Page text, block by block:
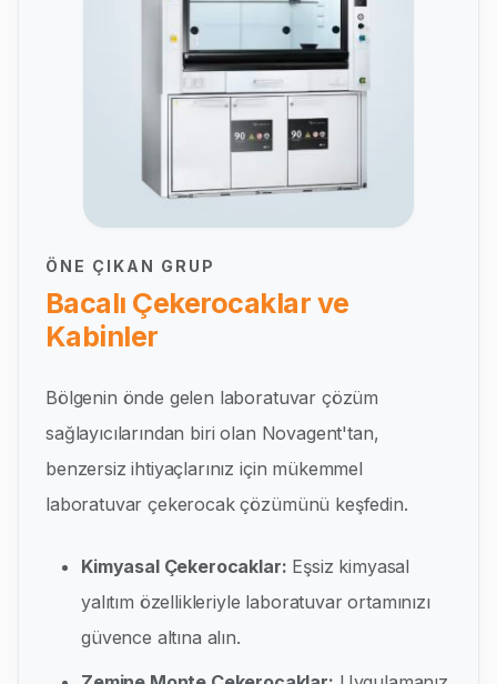
ÖNE ÇIKAN GRUP
Bacalı Çekerocaklar ve
Kabinler
Bölgenin önde gelen laboratuvar çözüm
sağlayıcılarından biri olan Novagent'tan,
benzersiz ihtiyaçlarınız için mükemmel
laboratuvar çekerocak çözümünü keşfedin.
Kimyasal Çekerocaklar: Eşsiz kimyasal
yalıtım özellikleriyle laboratuvar ortamınızı
güvence altına alın.